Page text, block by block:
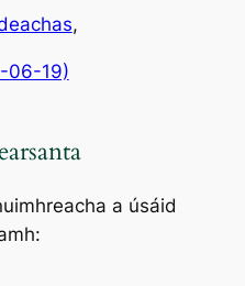
,
06-19)
a úsáid